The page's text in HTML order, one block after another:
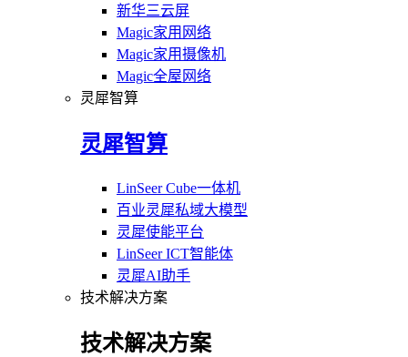
新华三云屏
Magic家用网络
Magic家用摄像机
Magic全屋网络
灵犀智算
灵犀智算
LinSeer Cube一体机
百业灵犀私域大模型
灵犀使能平台
LinSeer ICT智能体
灵犀AI助手
技术解决方案
技术解决方案